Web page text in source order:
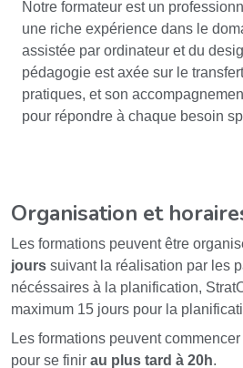
Notre formateur est un
une riche expérience dans le
assistée par ordinateur et du
pédagogie est axée sur le
pratiques, et son
pour répondre à chaque besoin
Organisation et
Les formations peuvent être
jours suivant la réalisation par les
nécéssaires à la planification,
maximum 15 jours pour la
Les formations peuvent commencer
pour se finir au plus tard à 20h.